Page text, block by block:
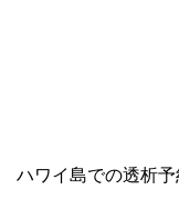
ハワイ島での透析予